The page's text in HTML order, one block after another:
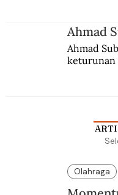
Ahmad
Ahmad
keturunan
Olahraga